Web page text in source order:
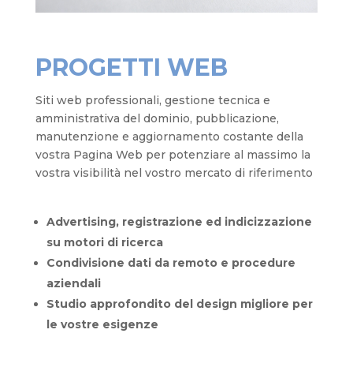
PROGETTI WEB
Siti web professionali, gestione tecnica e
amministrativa del dominio, pubblicazione,
manutenzione e aggiornamento costante della
vostra Pagina Web per potenziare al massimo la
vostra visibilità nel vostro mercato di riferimento
Advertising, registrazione ed indicizzazione
su motori di ricerca
Condivisione dati da remoto e procedure
aziendali
Studio approfondito del design migliore per
le vostre esigenze